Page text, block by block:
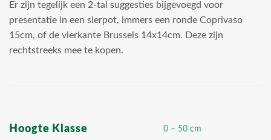
Er zijn tegelijk een 2-tal suggesties bijgevoegd voor
presentatie in een sierpot, immers een ronde Coprivaso
15cm, of de vierkante Brussels 14x14cm. Deze zijn
rechtstreeks mee te kopen.
Hoogte Klasse 0 – 50 cm